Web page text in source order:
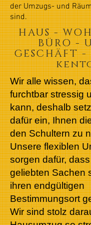
der Umzugs- und
sind.
HAUS -
BÜRO -
GESCHÄFT
Wir alle wissen,
furchtbar stressig
kann, deshalb
dafür ein, Ihnen
den Schultern zu
Unsere flexiblen
sorgen dafür,
geliebten Sachen
ihren endgültigen
Bestimmungsort
Wir sind stolz